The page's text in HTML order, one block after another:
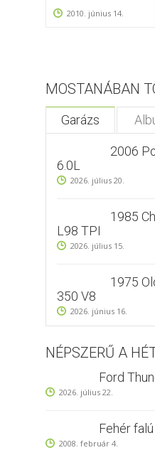
2010. június 14.
MOSTANÁBAN
Garázs
2006
6.0L
2026. július 20.
1985
L98 TPI
2026. július 15.
1975
350 V8
2026. június 16.
NÉPSZERŰ A
Ford
2026. július 22.
Fehér
2008. február 4.